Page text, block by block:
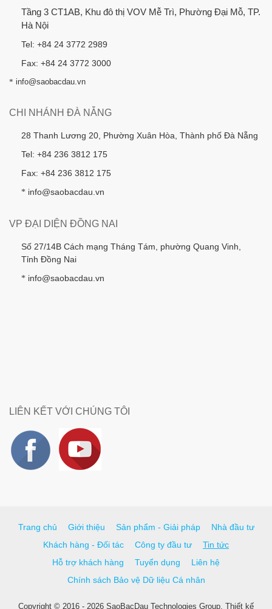
Tầng 3 CT1AB, Khu đô thị VOV Mễ Trì, Phường Đại Mỗ, TP.
Hà Nội
Tel: +84 24 3772 2989
Fax: +84 24 3772 3000
* info@saobacdau.vn
CHI NHÁNH ĐÀ NẴNG
28 Thanh Lương 20, Phường Xuân Hòa, Thành phố Đà Nẵng
Tel: +84 236 3812 175
Fax: +84 236 3812 175
* info@saobacdau.vn
VP ĐẠI DIỆN ĐỒNG NAI
Số 27/14B Cách mạng Tháng Tám, phường Quang Vinh,
Tỉnh Đồng Nai
* info@saobacdau.vn
LIÊN KẾT VỚI CHÚNG TÔI
Trang chủ Giới thiệu Sản phẩm - Giải pháp
Nhà đầu tư
Khách hàng - Đối tác
Công ty đầu tư
Tin tức
Hỗ trợ khách hàng
Tuyển dụng
Liên hệ
Chính sách Bảo vệ Dữ liệu Cá nhân
Copyright © 2016 - 2026 SaoBacDau Technologies Group. Thiết kế